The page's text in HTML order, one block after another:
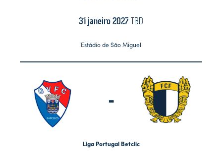
31 janeiro 2027 TBD
Estádio de São Miguel
-
Liga Portugal Betclic